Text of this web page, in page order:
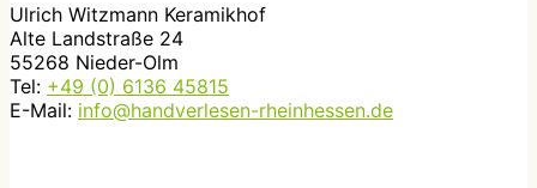
Ulrich Witzmann Keramikhof
Alte Landstraße 24
55268 Nieder-Olm
Tel: +49 (0) 6136 45815
E-Mail: info@handverlesen-rheinhessen.de